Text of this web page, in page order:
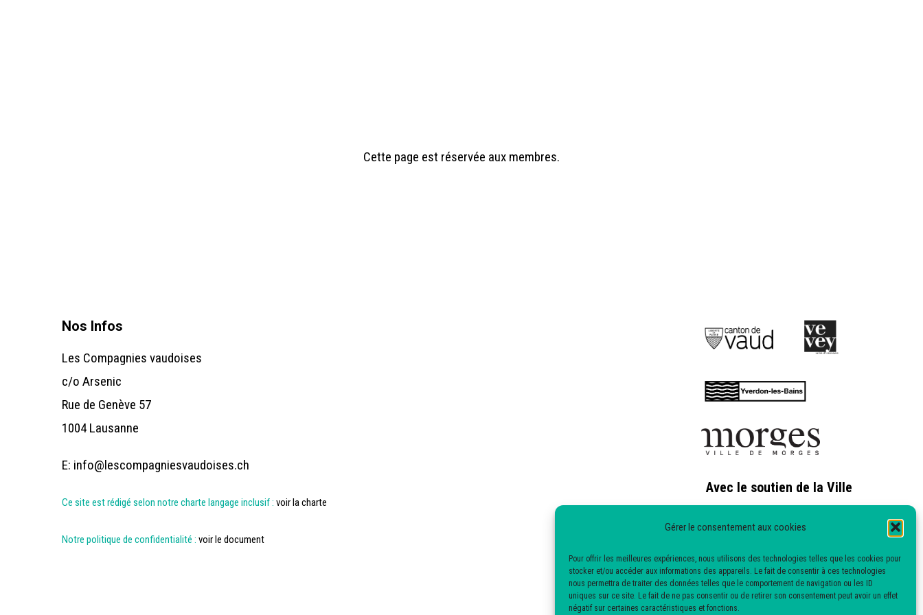
Gérer le consentement aux cookies
Pour offrir les meilleures expériences, nous utilisons des technologies telles que les cookies pour
stocker et/ou accéder aux informations des appareils. Le fait de consentir à ces technologies
nous permettra de traiter des données telles que le comportement de navigation ou les ID
uniques sur ce site. Le fait de ne pas consentir ou de retirer son consentement peut avoir un effet
négatif sur certaines caractéristiques et fonctions.
Cette page est réservée aux membres.
Nos Infos
Les Compagnies vaudoises
c/o Arsenic
Rue de Genève 57
1004 Lausanne
E: info@lescompagniesvaudoises.ch
Ce site est rédigé selon notre charte langage inclusif : voir la charte
Notre politique de confidentialité : voir le document
Avec le soutien de la Ville
de Nyon
Avec le soutien de la
Fondation Philanthropique
Famille Sandoz